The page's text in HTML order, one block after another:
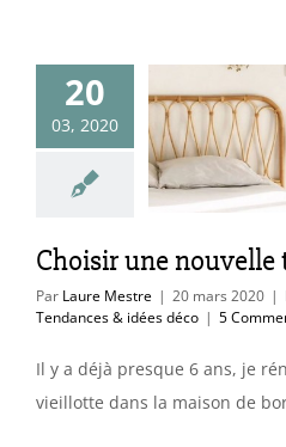
20
03, 2020
une
tête de lit
& matières
Choisir une nouvelle
Par Laure Mestre | 20 mars 2020 |
Tendances & idées déco | 5
Il y a déjà presque 6 ans, je
vieillotte dans la maison de